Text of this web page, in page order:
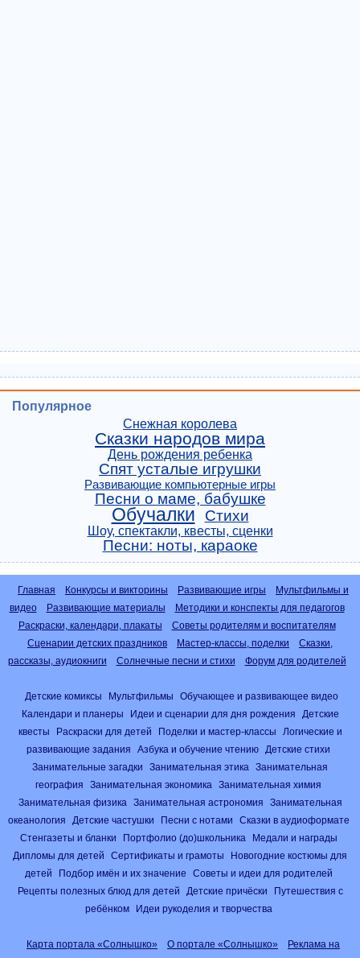
Популярное
Снежная королева
Сказки народов мира
День рождения ребенка
Спят усталые игрушки
Развивающие компьютерные игры
Песни о маме, бабушке
Обучалки Стихи
Шоу, спектакли, квесты, сценки
Песни: ноты, караоке
Главная Конкурсы и викторины Развивающие игры
Мультфильмы и
видео
Развивающие материалы
Методики и конспекты для педагогов
Раскраски, календари, плакаты
Советы родителям и воспитателям
Сценарии детских праздников
Мастер-классы, поделки
Сказки,
рассказы, аудиокниги
Солнечные песни и стихи Форум для родителей
Детские комиксы Мультфильмы
Обучающее и развивающее видео
Календари и планеры
Идеи и сценарии для дня рождения
Детские
квесты
Раскраски для детей Поделки и мастер-классы
Логические и
развивающие задания
Азбука и обучение чтению
Детские стихи
Занимательные загадки
Занимательная этика
Занимательная
география
Занимательная экономика
Занимательная химия
Занимательная физика
Занимательная астрономия
Занимательная
океанология
Детские частушки Песни с нотами
Сказки в аудиоформате
Стенгазеты и бланки
Портфолио (до)школьника
Медали и награды
Дипломы для детей
Сертификаты и грамоты
Новогодние костюмы для
детей
Подбор имён и их значение
Советы и идеи для родителей
Рецепты полезных блюд для детей
Детские причёски
Путешествия с
ребёнком
Идеи рукоделия и творчества
Карта портала «Солнышко» О портале «Солнышко»
Реклама на